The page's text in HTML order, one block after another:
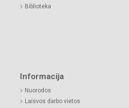
Biblioteka
Informacija
Nuorodos
Laisvos darbo vietos